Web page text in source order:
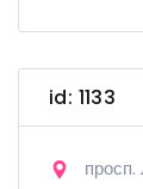
id: 1133
просп.